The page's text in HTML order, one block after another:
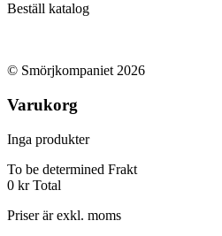
Beställ katalog
© Smörjkompaniet 2026
Varukorg
Inga produkter
To be determined Frakt
0 kr Total
Priser är exkl. moms